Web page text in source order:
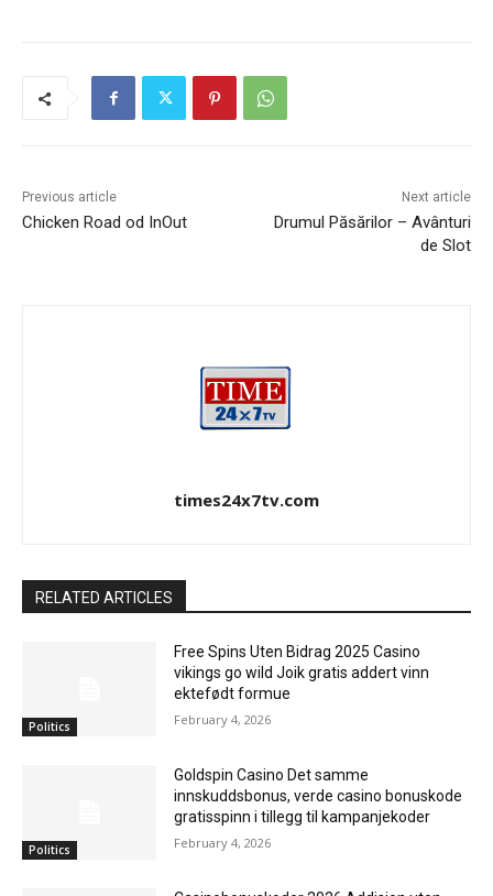
Previous article
Chicken Road od InOut
Next article
Drumul Păsărilor – Avânturi
de Slot
times24x7tv.com
RELATED ARTICLES
Politics
Free Spins Uten Bidrag 2025 Casino
vikings go wild Joik gratis addert vinn
ektefødt formue
February 4, 2026
Politics
Goldspin Casino Det samme
innskuddsbonus, verde casino bonuskode
gratisspinn i tillegg til kampanjekoder
February 4, 2026